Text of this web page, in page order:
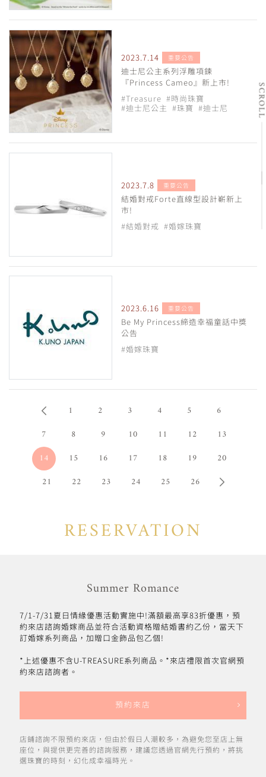
2023.7.14 重要公告
迪士尼公主系列浮雕項鍊
『Princess Cameo』新上市!
#Treasure #時尚珠寶
#迪士尼公主 #珠寶 #迪士尼
2023.7.8 重要公告
結婚對戒Forte直線型設計嶄新上
市!
#結婚對戒 #婚嫁珠寶
2023.6.16 重要公告
Be My Princess締造幸福童話中獎
公告
#婚嫁珠寶
1 2 3 4 5
6
7
8 9 10 11 12
13
14
15 16 17 18 19
20
21
22 23 24 25 26
RESERVATION
Summer Romance
7/1-7/31夏日情緣優惠活動實施中!滿額最高享83折優惠，預
約來店諮詢婚嫁商品並符合活動資格贈結婚書約乙份，當天下
訂婚嫁系列商品，加贈口金飾品包乙個!
*上述優惠不含U-TREASURE系列商品。*來店禮限首次官網預
約來店諮詢者。
預約來店
店鋪諮詢不限預約來店，但由於假日人潮較多，為避免您至店上無
座位，與提供更完善的諮詢服務，建議您透過官網先行預約，將挑
選珠寶的時刻，幻化成幸福時光。